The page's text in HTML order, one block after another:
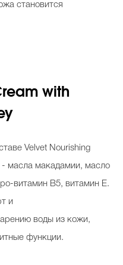
становится
with
Velvet Nourishing
- масла макадамии, масло
витамин В5, витамин Е.
и
воды из кожи,
функции.